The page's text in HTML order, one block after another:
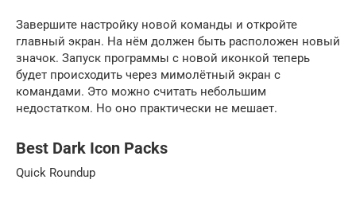
Завершите настройку новой команды и откройте
главный экран. На нём должен быть расположен новый
значок. Запуск программы с новой иконкой теперь
будет происходить через мимолётный экран с
командами. Это можно считать небольшим
недостатком. Но оно практически не мешает.
Best Dark Icon Packs
Quick Roundup